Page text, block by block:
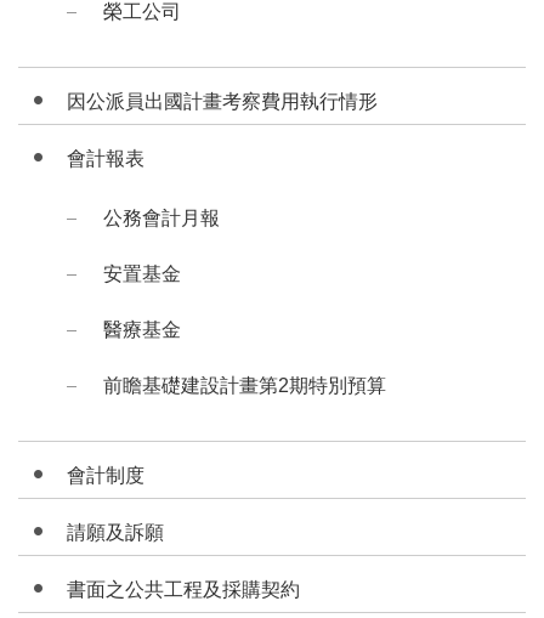
榮工公司
因公派員出國計畫考察費用執行情形
會計報表
公務會計月報
安置基金
醫療基金
前瞻基礎建設計畫第2期特別預算
會計制度
請願及訴願
書面之公共工程及採購契約